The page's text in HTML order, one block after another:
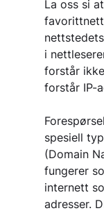
La oss si
i
forstår
forstår IP-
spesiell
(Domain
fungerer
internett
adresser.